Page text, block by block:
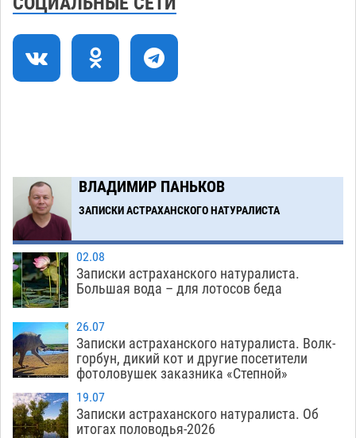
стартует в Астрахани
15:58
Астраханские пожарные поезда с начала года
десять раз выезжали на борьбу с огнем
Загрузить еще
ВЛАДИМИР ПАНЬКОВ
ЗАПИСКИ АСТРАХАНСКОГО НАТУРАЛИСТА
02.08
Записки астраханского натуралиста.
Большая вода – для лотосов беда
26.07
Записки астраханского натуралиста. Волк-
горбун, дикий кот и другие посетители
фотоловушек заказника «Степной»
19.07
Записки астраханского натуралиста. Об
итогах половодья-2026